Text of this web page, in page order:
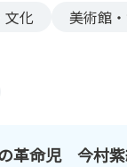
文化
美術館
革命児 今村